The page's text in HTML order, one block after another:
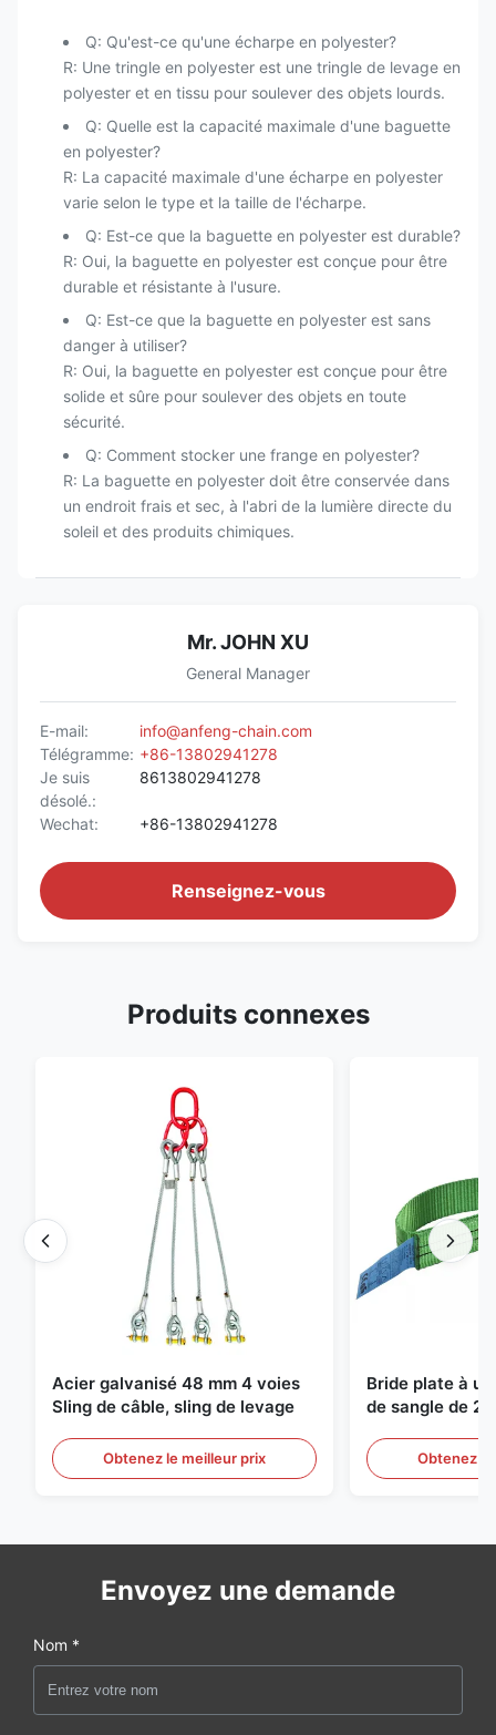
Q: Qu'est-ce qu'une écharpe en polyester?
R: Une tringle en polyester est une tringle de levage en
polyester et en tissu pour soulever des objets lourds.
Q: Quelle est la capacité maximale d'une baguette
en polyester?
R: La capacité maximale d'une écharpe en polyester
varie selon le type et la taille de l'écharpe.
Q: Est-ce que la baguette en polyester est durable?
R: Oui, la baguette en polyester est conçue pour être
durable et résistante à l'usure.
Q: Est-ce que la baguette en polyester est sans
danger à utiliser?
R: Oui, la baguette en polyester est conçue pour être
solide et sûre pour soulever des objets en toute
sécurité.
Q: Comment stocker une frange en polyester?
R: La baguette en polyester doit être conservée dans
un endroit frais et sec, à l'abri de la lumière directe du
soleil et des produits chimiques.
Mr. JOHN XU
General Manager
E-mail:
info@anfeng-chain.com
Télégramme: +86-13802941278
Je suis
désolé.:
8613802941278
Wechat: +86-13802941278
Renseignez-vous
Produits connexes
Acier galvanisé 48 mm 4 voies
Sling de câble, sling de levage
Obtenez le meilleur prix
Bride plate à
de sangle de 2
Obtenez
Envoyez une demande
Nom *